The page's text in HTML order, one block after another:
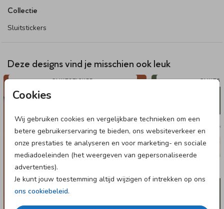
Cookies
Wij gebruiken cookies en vergelijkbare technieken om een
betere gebruikerservaring te bieden, ons websiteverkeer en
onze prestaties te analyseren en voor marketing- en sociale
mediadoeleinden (het weergeven van gepersonaliseerde
advertenties).
Je kunt jouw toestemming altijd wijzigen of intrekken op ons
ons cookiebeleid.
stijlvol met deze mooie islamitische sluitstickers in velvet-stijl.
De arabische vormen en details in hoogglans geven een
Collectie
Sluitstickers
Deze designs vind je misschien ook leuk
SLUITSTICKER